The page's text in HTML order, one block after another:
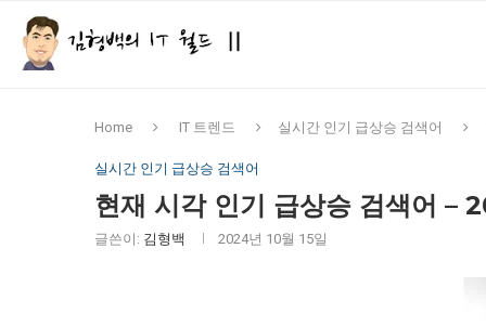
Home IT 트렌드 실시간 인기 급상승 검색어
실시간 인기 급상승 검색어
현재 시각 인기 급상승 검색어 –
글쓴이: 김형백 2024년 10월 15일